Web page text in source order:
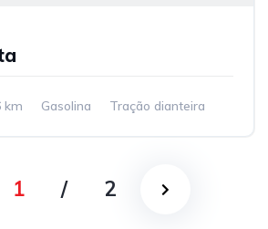
km Gasolina Tração dianteira
1 / 2